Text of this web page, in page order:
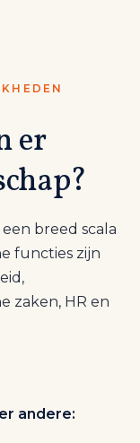
er
breed scala
functies zijn
zaken, HR en
andere: